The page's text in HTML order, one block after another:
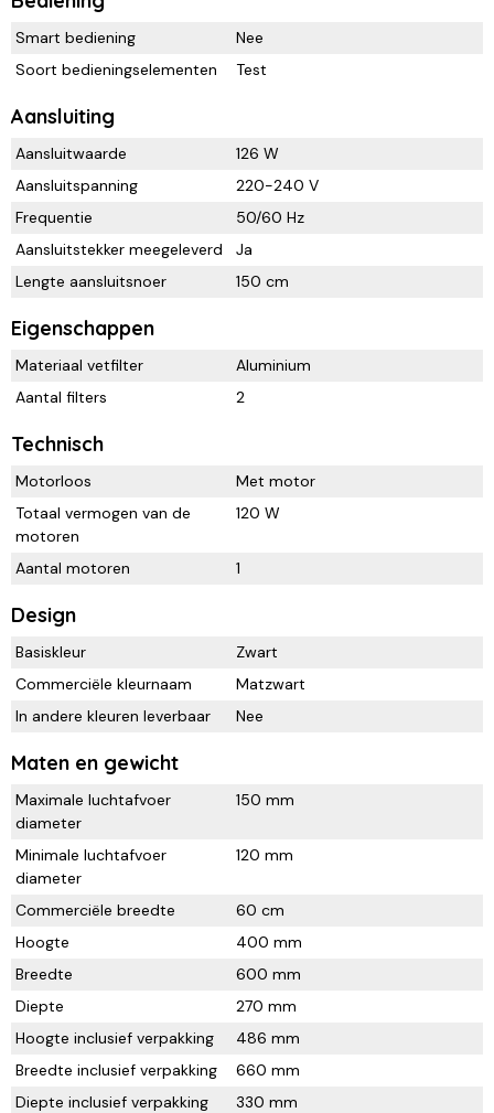
Smart bediening
Nee
Soort bedieningselementen
Test
Aansluiting
Aansluitwaarde
126 W
Aansluitspanning
220-240 V
Frequentie
50/60 Hz
Aansluitstekker meegeleverd
Ja
Lengte aansluitsnoer
150 cm
Eigenschappen
Materiaal vetfilter
Aluminium
Aantal filters
2
Technisch
Motorloos
Met motor
Totaal vermogen van de
motoren
120 W
Aantal motoren 1
Design
Basiskleur
Zwart
Commerciële kleurnaam
Matzwart
In andere kleuren leverbaar
Nee
Maten en gewicht
Maximale luchtafvoer
diameter
150 mm
Minimale luchtafvoer
diameter
120 mm
Commerciële breedte
60 cm
Hoogte
400 mm
Breedte
600 mm
Diepte
270 mm
Hoogte inclusief verpakking
486 mm
Breedte inclusief verpakking
660 mm
Diepte inclusief verpakking
330 mm